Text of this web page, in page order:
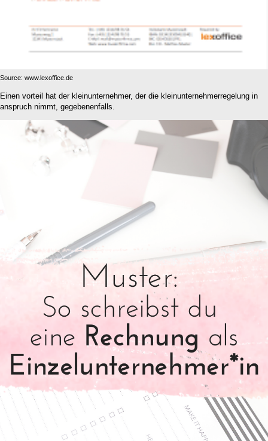
Source: www.lexoffice.de
Einen vorteil hat der kleinunternehmer, der die kleinunternehmerregelung in
anspruch nimmt, gegebenenfalls.